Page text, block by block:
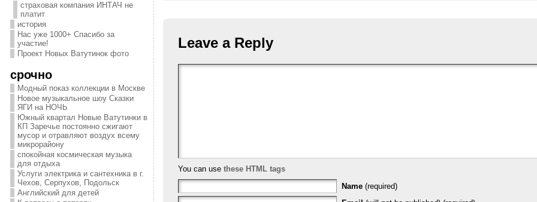
страховая компания ИНТАЧ не
платит
история
Нас уже 1000+ Спасибо за
участие!
Проект Новых Ватутинок фото
срочно
Модный показ коллекции в Москве
Новое музыкальное шоу Сказки
ЯГИ на НОЧЬ
Южный квартал Новые Ватутинки в
КП Заречье постоянно сжигают
мусор и отравляют воздух всему
микрорайону
спокойная космическая музыка
для отдыха
Услуги электрика и сантехника в г.
Чехов, Серпухов, Подольск
Английский для детей
Leave a Reply
You can use these HTML tags
Name (required)